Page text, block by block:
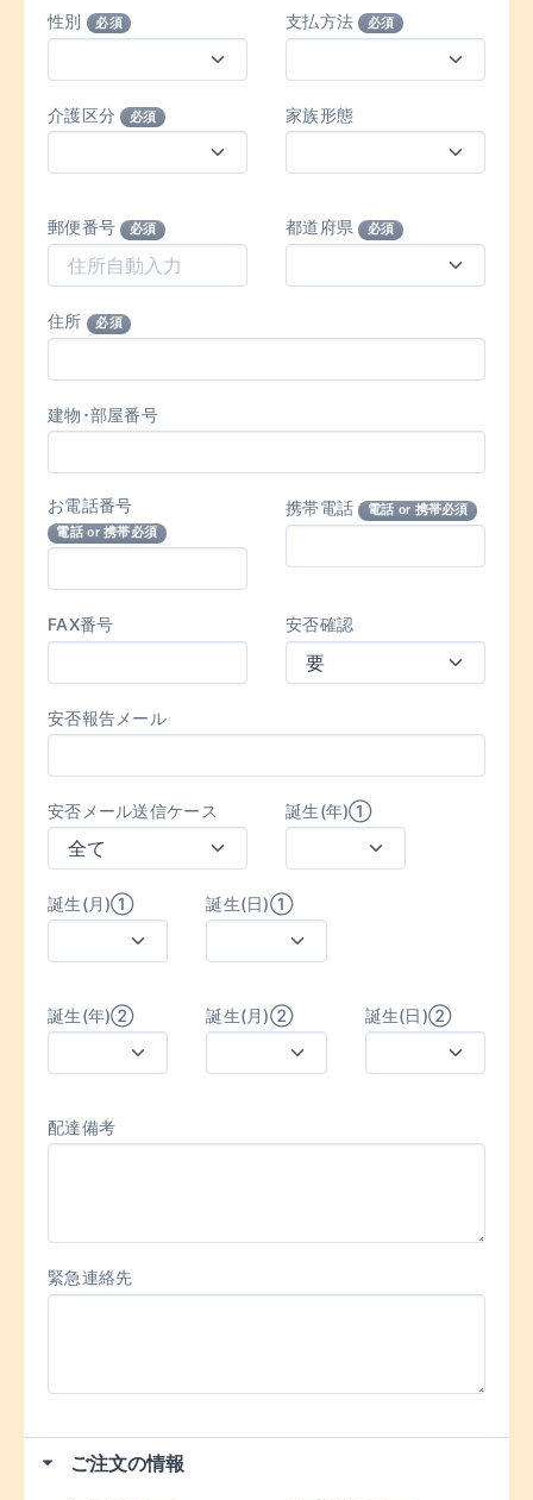
性別 必須 支払方法 必須
介護区分 必須 家族形態
郵便番号 必須 都道府県 必須
住所 必須
建物･部屋番号
お電話番号
電話 or 携帯必須
携帯電話 電話 or 携帯必須
FAX番号 安否確認
安否報告メール
安否メール送信ケース 誕生(年)①
誕生(月)① 誕生(日)①
誕生(年)② 誕生(月)② 誕生(日)②
配達備考
緊急連絡先
ご注文の情報